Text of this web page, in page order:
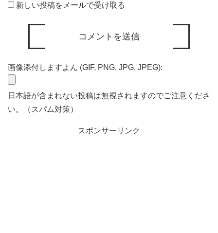
新しい投稿をメールで受け取る
画像添付しますよん (GIF, PNG, JPG, JPEG):
日本語が含まれない投稿は無視されますのでご注意くださ
い。（スパム対策）
スポンサーリンク